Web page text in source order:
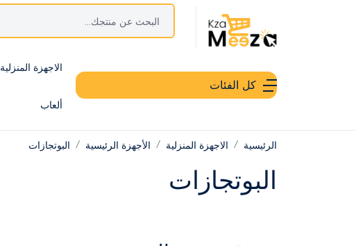
كل الفئات
الاجهزة المنزلية
ألعاب
الرئيسية الاجهزة المنزلية الأجهزة الرئيسية البوتجازات
البوتجازات